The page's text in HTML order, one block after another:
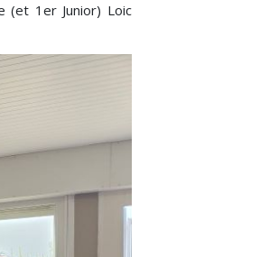
(et 1er Junior) Loic